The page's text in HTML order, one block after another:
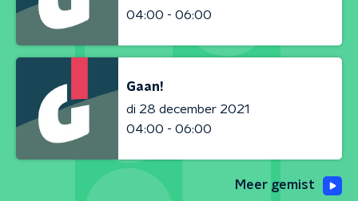
04:00 - 06:00
Gaan!
di 28 december 2021
04:00 - 06:00
Meer gemist